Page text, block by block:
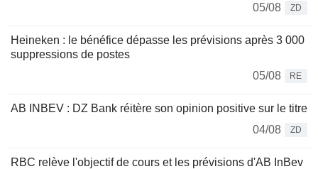
05/08
ZD
Heineken : le bénéfice dépasse les prévisions après 3 000
suppressions de postes
05/08
RE
AB INBEV : DZ Bank réitère son opinion positive sur le titre
04/08
ZD
RBC relève l'objectif de cours et les prévisions d'AB InBev